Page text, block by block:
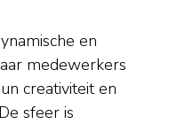
en
medewerkers
creativiteit en
sfeer is